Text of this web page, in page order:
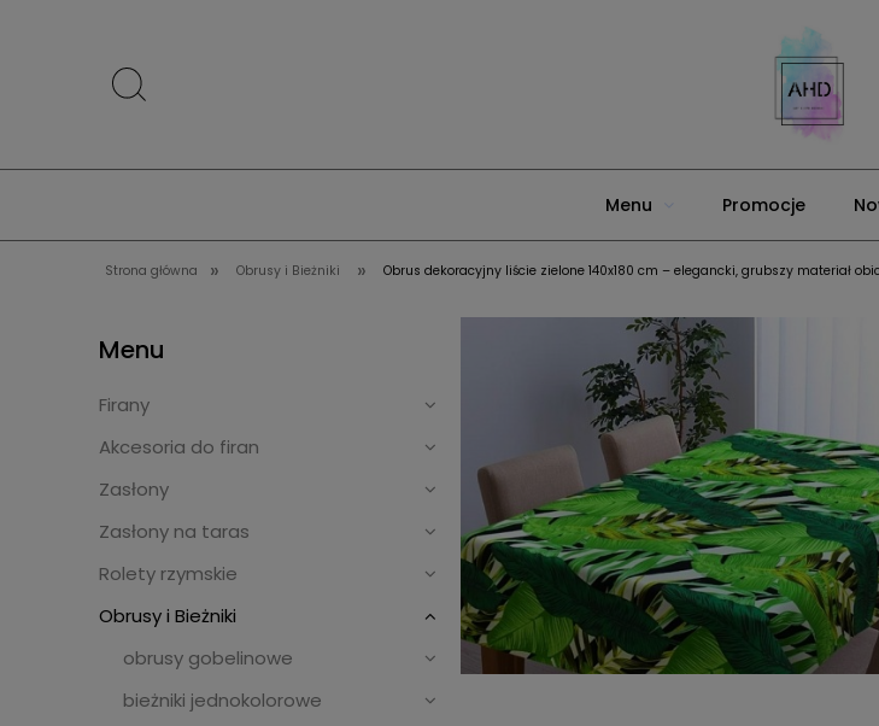
Menu Promocje
Strona główna » Obrusy i Bieżniki » Obrus dekoracyjny liście zielone 140x180 cm – elegancki, grubszy materiał
Menu
Firany
Akcesoria do firan
Zasłony
Zasłony na taras
Rolety rzymskie
Obrusy i Bieżniki
obrusy gobelinowe
bieżniki jednokolorowe